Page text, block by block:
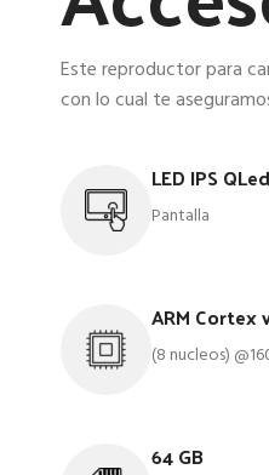
Este reproductor para
con lo cual te
LED IPS QLed
Pantalla
ARM Cortex
(8 nucleos)
64 GB